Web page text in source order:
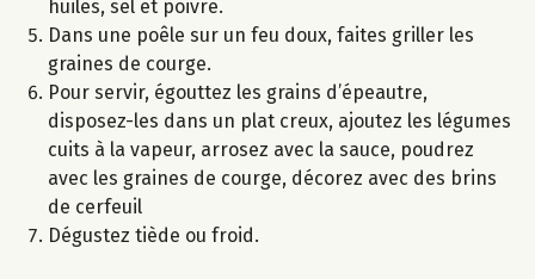
huiles, sel et poivre.
Dans une poêle sur un feu doux, faites griller les
graines de courge.
Pour servir, égouttez les grains d’épeautre,
disposez-les dans un plat creux, ajoutez les légumes
cuits à la vapeur, arrosez avec la sauce, poudrez
avec les graines de courge, décorez avec des brins
de cerfeuil
Dégustez tiède ou froid.